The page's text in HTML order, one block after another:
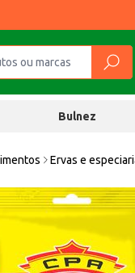
Bulnez
Ervas e